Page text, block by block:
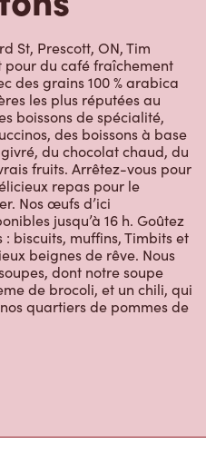
St, Prescott, ON, Tim
du café fraîchement
des grains 100 % arabica
les plus réputées au
boissons de spécialité,
des boissons à base
du chocolat chaud, du
fruits. Arrêtez-vous pour
repas pour le
Nos œufs d’ici
jusqu’à 16 h. Goûtez
biscuits, muffins, Timbits et
beignes de rêve. Nous
dont notre soupe
de brocoli, et un chili, qui
quartiers de pommes de